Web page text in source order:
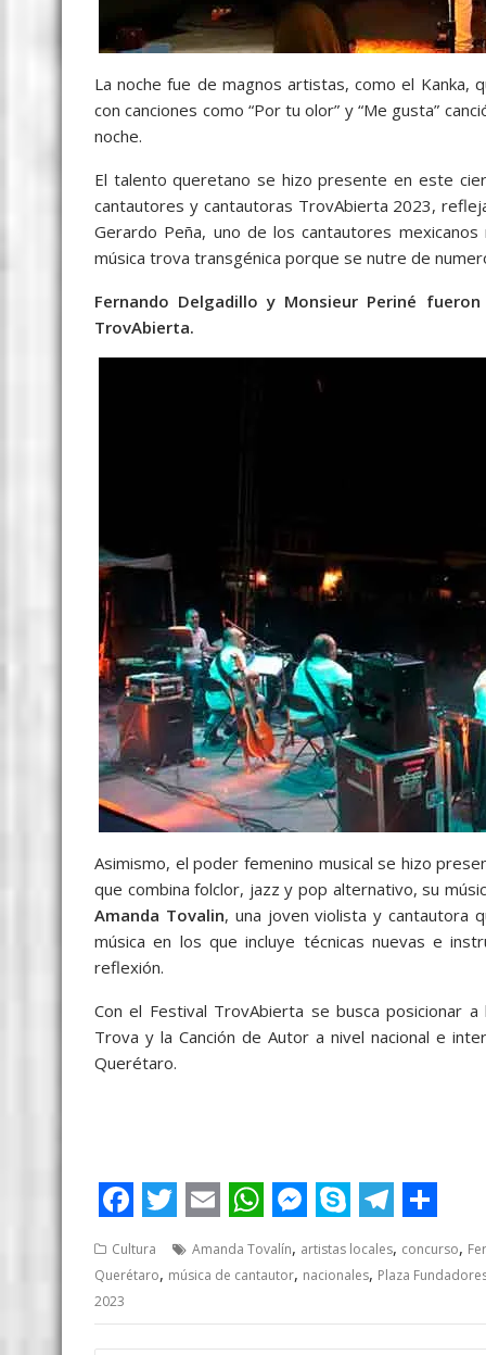
La noche fue de magnos artistas, como el Kanka,
con canciones como “Por tu olor” y “Me gusta”
noche.
El talento queretano se hizo presente en este
cantautores y cantautoras TrovAbierta 2023,
Gerardo Peña, uno de los cantautores
música trova transgénica porque se nutre de
Fernando Delgadillo y Monsieur Periné
TrovAbierta.
Asimismo, el poder femenino musical se hizo
que combina folclor, jazz y pop alternativo, su
Amanda Tovalin, una joven violista y cantautora
música en los que incluye técnicas nuevas e
reflexión.
Con el Festival TrovAbierta se busca posicionar
Trova y la Canción de Autor a nivel nacional e
Querétaro.
F
a
c
e
T
w
t
E
m
i
W
h
t
M
e
s
S
k
p
T
e
e
S
h
r
Cultura Amanda Tovalín, artistas locales, concurso,
Querétaro, música de cantautor, nacionales, Plaza
2023